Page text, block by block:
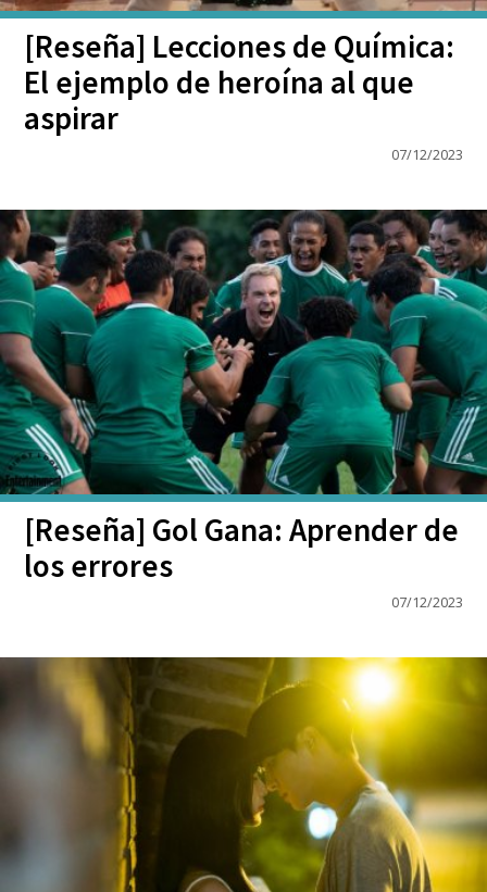
[Reseña] Lecciones de Química:
El ejemplo de heroína al que
aspirar
07/12/2023
[Reseña] Gol Gana: Aprender de
los errores
07/12/2023